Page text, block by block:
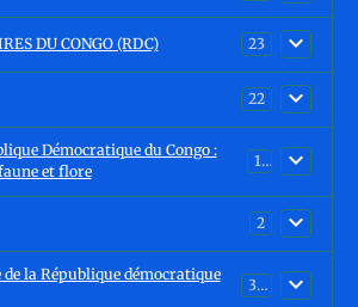
DU CONGO (RDC) 23
22
Démocratique du Congo :
et flore
15
2
la République démocratique
30